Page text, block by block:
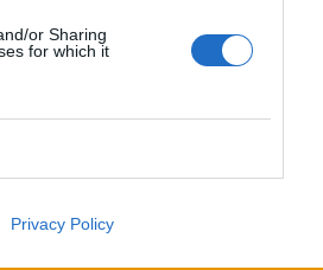
or Sharing
for which it
Privacy Policy
Åkesson Kokainmålet
Michael Pålsson
Nilsson-Larancuent
Petter Inedahl